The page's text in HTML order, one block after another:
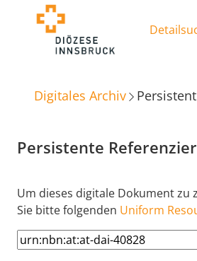
Digitales Archiv
Persistente
Um dieses digitale Dokument zu
Sie bitte folgenden Uniform